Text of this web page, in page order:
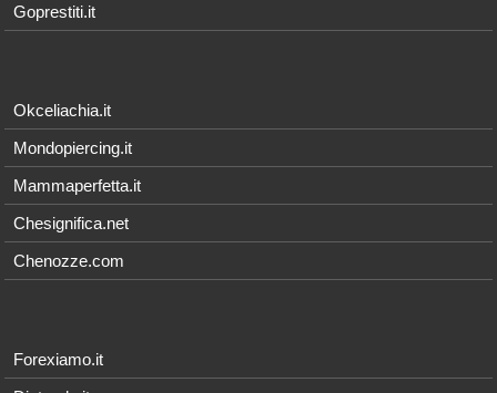
Goprestiti.it
Okceliachia.it
Mondopiercing.it
Mammaperfetta.it
Chesignifica.net
Chenozze.com
Forexiamo.it